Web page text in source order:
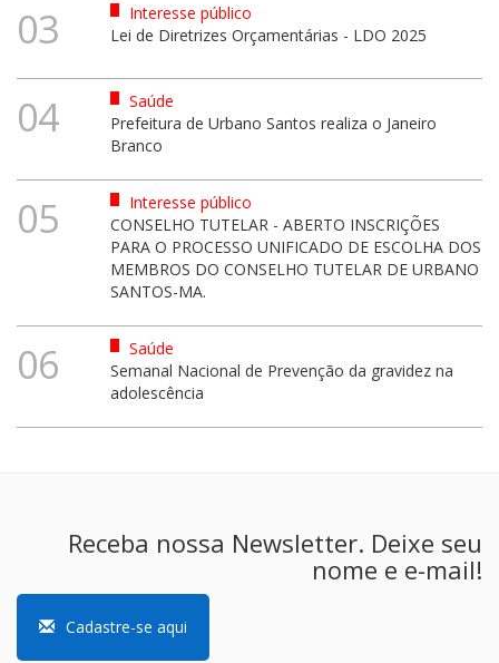
03
Interesse público
Lei de Diretrizes Orçamentárias - LDO 2025
04
Saúde
Prefeitura de Urbano Santos realiza o Janeiro
Branco
05
Interesse público
CONSELHO TUTELAR - ABERTO INSCRIÇÕES
PARA O PROCESSO UNIFICADO DE ESCOLHA DOS
MEMBROS DO CONSELHO TUTELAR DE URBANO
SANTOS-MA.
06
Saúde
Semanal Nacional de Prevenção da gravidez na
adolescência
Receba nossa Newsletter. Deixe seu
nome e e-mail!
Cadastre-se aqui